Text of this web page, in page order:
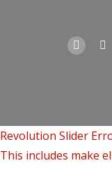
Revolution Slider
This includes make